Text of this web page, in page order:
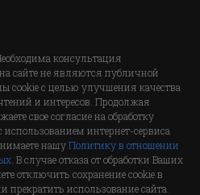
консультация
сайте не являются публичной
cookie с целью улучшения качества
и интересов. Продолжая
свое согласие на обработку
интернет-сервиса
нашуПолитику в отношении
. В случае отказа от обработки Ваших
отключить сохранение cookie в
прекратить использование сайта.